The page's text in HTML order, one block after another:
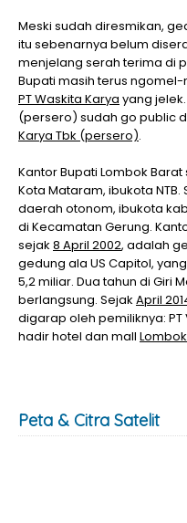
Meski sudah diresmikan,
itu sebenarnya belum
menjelang serah terima di
Bupati masih terus
PT Waskita Karya yang
(persero) sudah go public
Karya Tbk (persero).
Kantor Bupati Lombok
Kota Mataram, ibukota
daerah otonom, ibukota
di Kecamatan Gerung.
sejak 8 April 2002, adalah
gedung ala US Capitol,
5,2 miliar. Dua tahun di Giri
berlangsung. Sejak April
digarap oleh pemiliknya: PT
hadir hotel dan mall
Peta & Citra Satelit